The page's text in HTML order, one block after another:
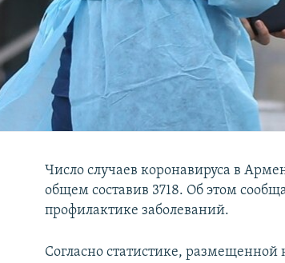
Число случаев коронавируса в
общем составив 3718. Об этом
профилактике заболеваний.
Согласно статистике,